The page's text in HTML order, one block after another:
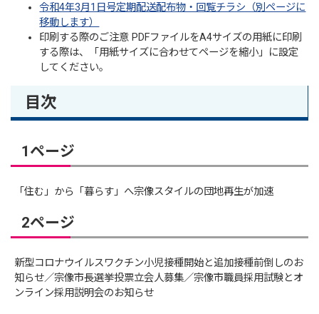
令和4年3月1日号定期配送配布物・回覧チラシ（別ページに
移動します）
印刷する際のご注意 PDFファイルをA4サイズの用紙に印刷
する際は、「用紙サイズに合わせてページを縮小」に設定
してください。
目次
1ページ
「住む」から「暮らす」へ宗像スタイルの団地再生が加速
2ページ
新型コロナウイルスワクチン小児接種開始と追加接種前倒しのお
知らせ／宗像市長選挙投票立会人募集／宗像市職員採用試験とオ
ンライン採用説明会のお知らせ